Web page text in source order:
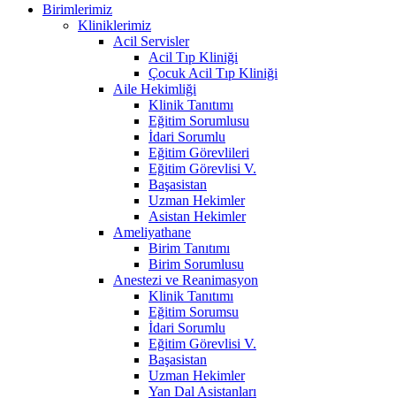
Birimlerimiz
Kliniklerimiz
Acil Servisler
Acil Tıp Kliniği
Çocuk Acil Tıp Kliniği
Aile Hekimliği
Klinik Tanıtımı
Eğitim Sorumlusu
İdari Sorumlu
Eğitim Görevlileri
Eğitim Görevlisi V.
Başasistan
Uzman Hekimler
Asistan Hekimler
Ameliyathane
Birim Tanıtımı
Birim Sorumlusu
Anestezi ve Reanimasyon
Klinik Tanıtımı
Eğitim Sorumsu
İdari Sorumlu
Eğitim Görevlisi V.
Başasistan
Uzman Hekimler
Yan Dal Asistanları